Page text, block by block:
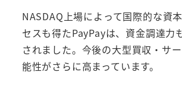
NASDAQ上場によって国際的な資
セスも得たPayPayは、資金調達力
されました。今後の大型買収・サ
能性がさらに高まっています。